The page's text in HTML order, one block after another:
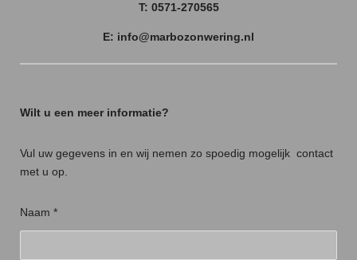
T: 0571-270565
E: info@marbozonwering.nl
Wilt u een meer informatie?
Vul uw gegevens in en wij nemen zo spoedig mogelijk contact
met u op.
Naam *